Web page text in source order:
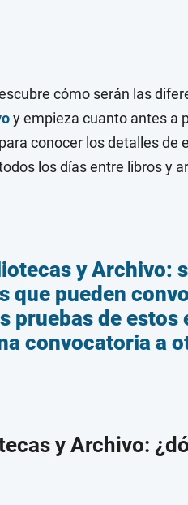
cómo serán las
y empieza cuanto antes a
conocer los detalles de
los días entre libros y
y Archivo:
que pueden
pruebas de estos
convocatoria a
y Archivo: